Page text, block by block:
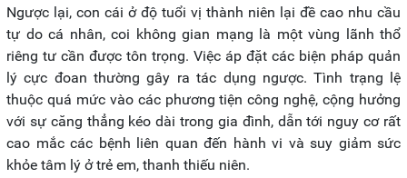
Ngược lại, con cái ở độ tuổi vị thành niên lại đề cao nhu cầu
tự do cá nhân, coi không gian mạng là một vùng lãnh thổ
riêng tư cần được tôn trọng. Việc áp đặt các biện pháp quản
lý cực đoan thường gây ra tác dụng ngược. Tình trạng lệ
thuộc quá mức vào các phương tiện công nghệ, cộng hưởng
với sự căng thẳng kéo dài trong gia đình, dẫn tới nguy cơ rất
cao mắc các bệnh liên quan đến hành vi và suy giảm sức
khỏe tâm lý ở trẻ em, thanh thiếu niên.